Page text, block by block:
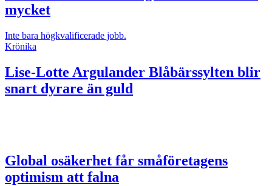
mycket
Inte bara högkvalificerade jobb.
Krönika
Lise-Lotte Argulander Blåbärssylten blir
snart dyrare än guld
Global osäkerhet får småföretagens
optimism att falna